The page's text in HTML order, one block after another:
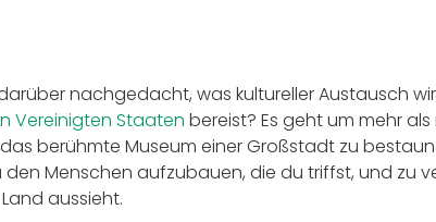
nachgedacht, was kultureller Austausch
Vereinigten Staaten bereist? Es geht um mehr
berühmte Museum einer Großstadt zu
den Menschen aufzubauen, die du triffst, und zu
aussieht.